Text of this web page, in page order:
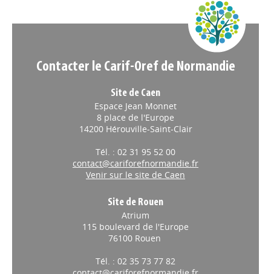
Contacter le Carif-Oref de Normandie
Site de Caen
Espace Jean Monnet
8 place de l'Europe
14200 Hérouville-Saint-Clair
Tél. : 02 31 95 52 00
contact@cariforefnormandie.fr
Venir sur le site de Caen
Site de Rouen
Atrium
115 boulevard de l'Europe
76100 Rouen
Tél. : 02 35 73 77 82